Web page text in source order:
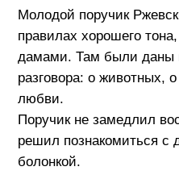
Молодой поручик
правилах хорошего тона,
дамами. Там были даны
разговора: о животных,
любви.
Поручик не замедлил
решил познакомиться с
болонкой.